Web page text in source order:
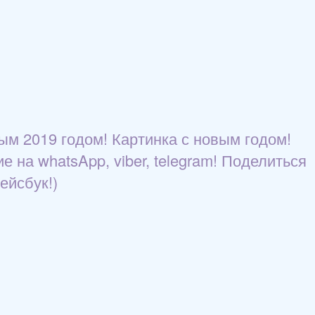
2019 годом! Картинка с новым годом!
на whatsApp, viber, telegram! Поделиться